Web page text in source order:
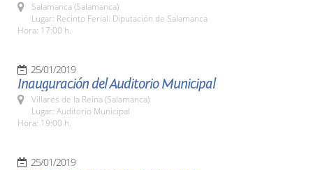
Salamanca (Salamanca)
Lugar: Recinto Ferial. Diputación de Salamanca
Hora: 17:00 h.
25/01/2019
Inauguración del Auditorio Municipal
Villares de la Reina (Salamanca)
Lugar: Auditorio Municipal
Hora: 19:00 h.
25/01/2019